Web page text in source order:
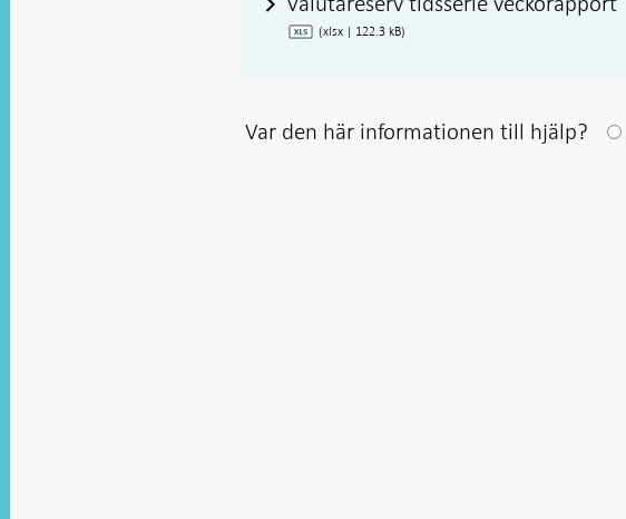
(xlsx | 122.3 kB)
Var den här informationen till hjälp?